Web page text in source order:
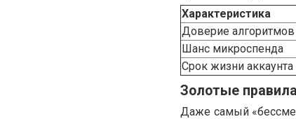
Характеристика
Доверие алгоритмов
Шанс микроспенда
Срок жизни аккаунта
Золотые
Даже самый